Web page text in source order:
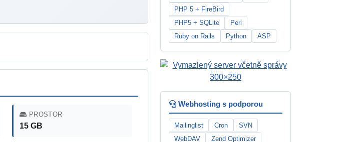
PROSTOR
15 GB
PHP 5 + FireBird
PHP5 + SQLite
Perl
Ruby on Rails
Python ASP
Webhosting s podporou
Mailinglist Cron
SVN
WebDAV
Zend Optimizer